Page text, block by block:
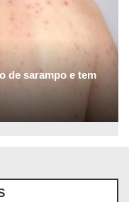
de sarampo e tem